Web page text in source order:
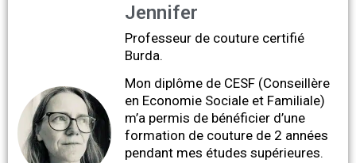
Jennifer
Professeur de couture certifié
Burda.
Mon diplôme de CESF (Conseillère
en Economie Sociale et Familiale)
m’a permis de bénéficier d’une
formation de couture de 2 années
pendant mes études supérieures.